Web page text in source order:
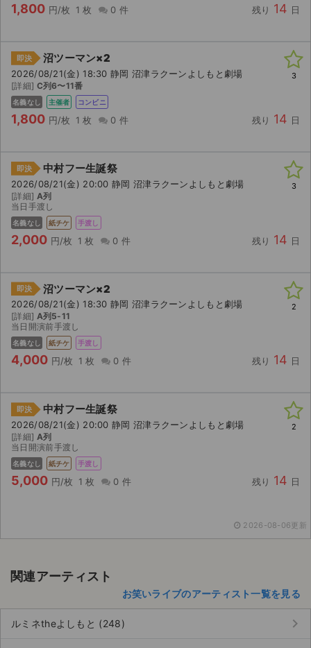
お知らせ
サイト情報
チケットジャム運営会社
チケットジャム利用規約
特定商取引法に基づく表記
公演登録依頼
不正転売禁止法について
チケットジャムの取り組み
1,800 円/枚 1 枚 0 件 残り 14 日
即決 沼ツーマン×2
2026/08/21(金) 18:30 静岡 沼津ラクーンよしもと劇場
[詳細] C列6〜11番
名義なし 主催者 コンビニ
1,800 円/枚 1 枚 0 件 残り 14 日
3
即決 中村フー生誕祭
2026/08/21(金) 20:00 静岡 沼津ラクーンよしもと劇場
[詳細] A列
当日手渡し
名義なし 紙チケ 手渡し
2,000 円/枚 1 枚 0 件 残り 14 日
3
即決 沼ツーマン×2
2026/08/21(金) 18:30 静岡 沼津ラクーンよしもと劇場
[詳細] A列5-11
当日開演前手渡し
名義なし 紙チケ 手渡し
4,000 円/枚 1 枚 0 件 残り 14 日
2
即決 中村フー生誕祭
2026/08/21(金) 20:00 静岡 沼津ラクーンよしもと劇場
[詳細] A列
当日開演前手渡し
名義なし 紙チケ 手渡し
5,000 円/枚 1 枚 0 件 残り 14 日
2
2026-08-06更新
関連アーティスト
お笑いライブのアーティスト一覧を見る
ルミネtheよしもと (248) keyboard_arrow_right